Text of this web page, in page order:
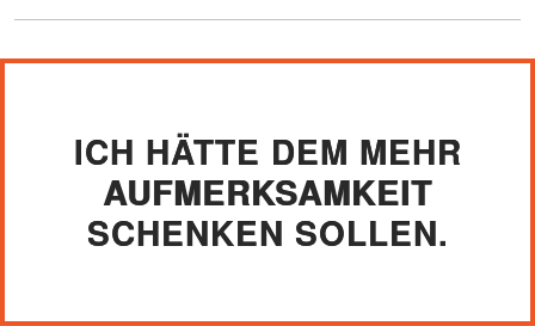
ICH HÄTTE DEM MEHR
AUFMERKSAMKEIT
SCHENKEN SOLLEN.